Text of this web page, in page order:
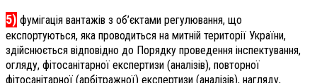
5) фумігація вантажів з об’єктами регулювання, що
експортуються, яка проводиться на митній території України,
здійснюється відповідно до Порядку проведення інспектування,
огляду, фітосанітарної експертизи (аналізів), повторної
фітосанітарної (арбітражної) експертизи (аналізів), нагляду,